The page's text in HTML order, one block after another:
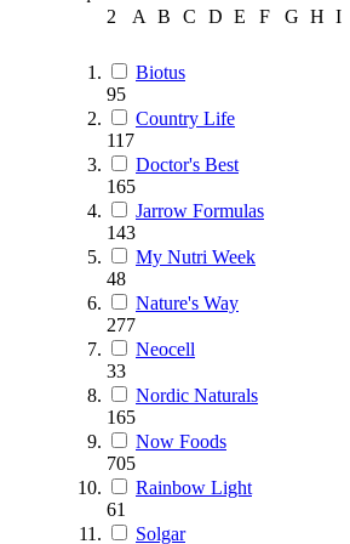
2
A B C D E F G H I
Biotus
95
Country Life
117
Doctor's Best
165
Jarrow Formulas
143
My Nutri Week
48
Nature's Way
277
Neocell
33
Nordic Naturals
165
Now Foods
705
Rainbow Light
61
Solgar